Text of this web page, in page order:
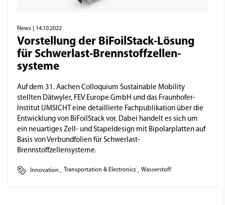
News | 14.10.2022
Vorstellung der BiFoilStack-Lösung
für Schwerlast-Brenn­stoff­zellen­
systeme
Auf dem 31. Aachen Colloquium Sustainable Mobility
stellten Dätwyler, FEV Europe GmbH und das Fraunhofer-
Institut UMSICHT eine detaillierte Fachpublikation über die
Entwicklung von BiFoilStack vor. Dabei handelt es sich um
ein neuartiges Zell- und Stapeldesign mit Bipolarplatten auf
Basis von Verbundfolien für Schwerlast-
Brennstoffzellensysteme.
Innovation , Transportation & Electronics , Wasserstoff